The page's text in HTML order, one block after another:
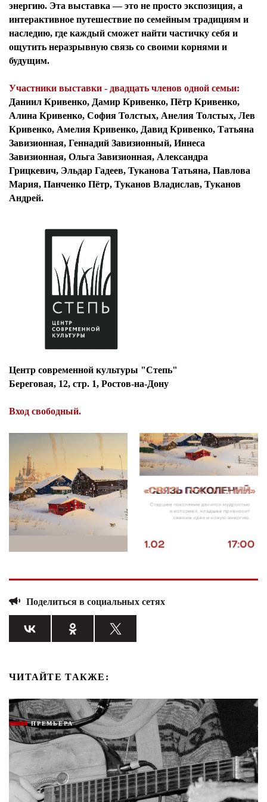
энергию. Эта выставка — это не просто экспозиция, а
интерактивное путешествие по семейным традициям и
наследию, где каждый сможет найти частичку себя и
ощутить неразрывную связь со своими корнями и
будущим.
Участники выставки - двадцать членов одной семьи:
Даниил Кривенко, Дамир Кривенко, Пётр Кривенко,
Алина Кривенко, София Толстых, Анелия Толстых, Лев
Кривенко, Амелия Кривенко, Давид Кривенко, Татьяна
Завизионная, Геннадий Завизионный, Иннеса
Завизионная, Ольга Завизионная, Александра
Грицкевич, Эльдар Гадеев, Туканова Татьяна, Павлова
Мария, Панченко Пётр, Туканов Владислав, Туканов
Андрей.
Центр современной культуры "Степь"
Береговая, 12, стр. 1, Ростов-на-Дону
Вход свободный.
Поделиться в социальных сетях
ЧИТАЙТЕ ТАКЖЕ:
ПРЕМЬЕРА